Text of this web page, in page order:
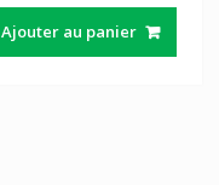
Ajouter au panier